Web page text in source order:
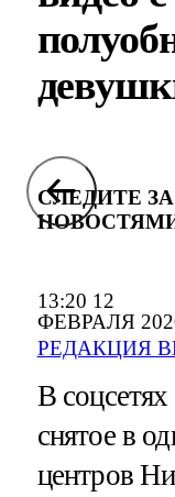
13:20 12
ФЕВРАЛЯ
РЕДАКЦИЯ
СЛЕДИТЕ ЗА
В
снятое в
центров